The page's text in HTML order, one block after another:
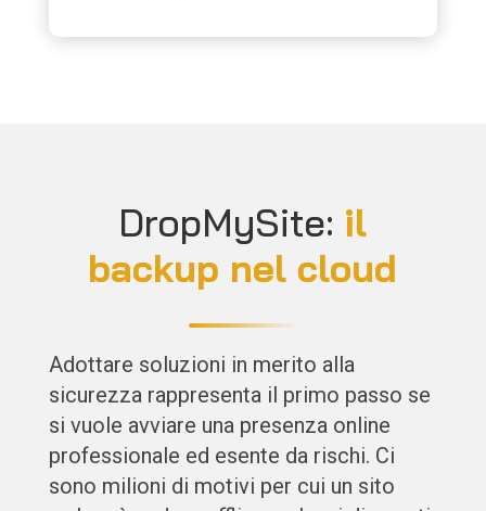
DropMySite: il
backup nel cloud
Adottare soluzioni in merito alla
sicurezza rappresenta il primo passo se
si vuole avviare una presenza online
professionale ed esente da rischi. Ci
sono milioni di motivi per cui un sito